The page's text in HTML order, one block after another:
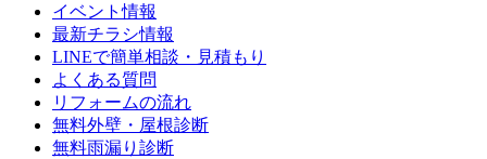
イベント情報
最新チラシ情報
LINEで簡単相談・見積もり
よくある質問
リフォームの流れ
無料外壁・屋根診断
無料雨漏り診断